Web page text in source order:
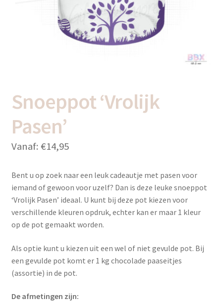
Thema’s
Snoeppot ‘Vrolijk
Pasen’
Vanaf: €14,95
Bent u op zoek naar een leuk cadeautje met pasen voor
iemand of gewoon voor uzelf? Dan is deze leuke snoeppot
‘Vrolijk Pasen’ ideaal. U kunt bij deze pot kiezen voor
verschillende kleuren opdruk, echter kan er maar 1 kleur
op de pot gemaakt worden.
Als optie kunt u kiezen uit een wel of niet gevulde pot. Bij
een gevulde pot komt er 1 kg chocolade paaseitjes
(assortie) in de pot.
De afmetingen zijn: